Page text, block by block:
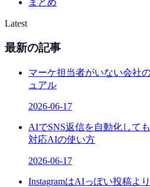
まとめ
Latest
最新の記事
マーケ担当者がいない会社
ュアル
2026-06-17
AIでSNS返信を自動化して
対応AIの使い方
2026-06-17
InstagramはAIっぽい投稿よ